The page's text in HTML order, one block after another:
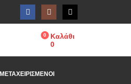
0
Καλάθι
0
ΜΕΤΑΧΕΙΡΙΣΜΕΝΟΙ